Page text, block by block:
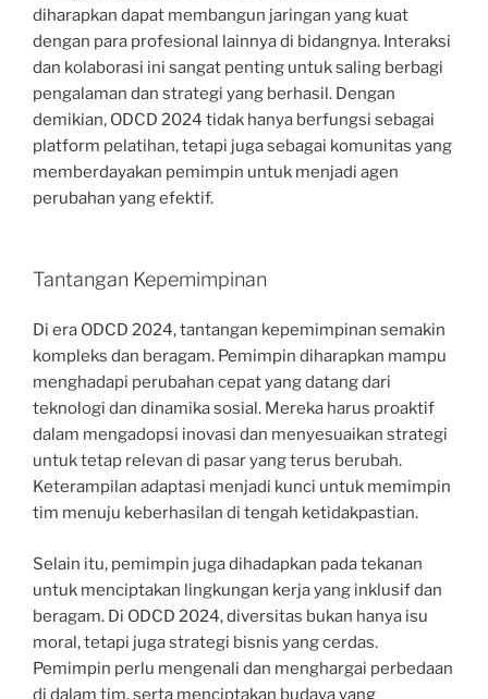
diharapkan dapat membangun jaringan yang kuat
dengan para profesional lainnya di bidangnya. Interaksi
dan kolaborasi ini sangat penting untuk saling berbagi
pengalaman dan strategi yang berhasil. Dengan
demikian, ODCD 2024 tidak hanya berfungsi sebagai
platform pelatihan, tetapi juga sebagai komunitas yang
memberdayakan pemimpin untuk menjadi agen
perubahan yang efektif.
Tantangan Kepemimpinan
Di era ODCD 2024, tantangan kepemimpinan semakin
kompleks dan beragam. Pemimpin diharapkan mampu
menghadapi perubahan cepat yang datang dari
teknologi dan dinamika sosial. Mereka harus proaktif
dalam mengadopsi inovasi dan menyesuaikan strategi
untuk tetap relevan di pasar yang terus berubah.
Keterampilan adaptasi menjadi kunci untuk memimpin
tim menuju keberhasilan di tengah ketidakpastian.
Selain itu, pemimpin juga dihadapkan pada tekanan
untuk menciptakan lingkungan kerja yang inklusif dan
beragam. Di ODCD 2024, diversitas bukan hanya isu
moral, tetapi juga strategi bisnis yang cerdas.
Pemimpin perlu mengenali dan menghargai perbedaan
di dalam tim, serta menciptakan budaya yang